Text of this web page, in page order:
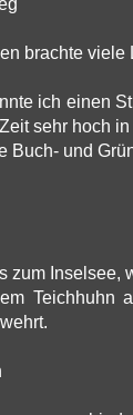
brachte
ich einen
sehr hoch
Buch- und
zum
Teichhuhn